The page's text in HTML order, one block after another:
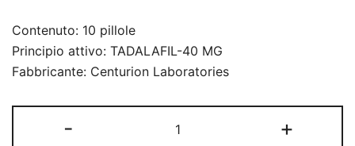
Contenuto: 10 pillole
Principio attivo: TADALAFIL-40 MG
Fabbricante: Centurion Laboratories
-
40
+